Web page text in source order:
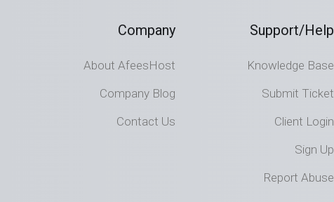
Support/Help
Knowledge Base
Submit Ticket
Client Login
Sign Up
Report Abuse
Company
About AfeesHost
Company Blog
Contact Us